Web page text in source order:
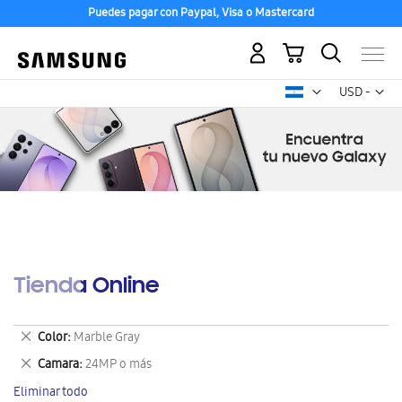
Puedes pagar con Paypal, Visa o Mastercard
USD -
dólar
Mi carrito
Tienda Online
Color Marble Gray
Eliminar
este
artículo
Camara 24MP o más
Eliminar
este
Eliminar todo